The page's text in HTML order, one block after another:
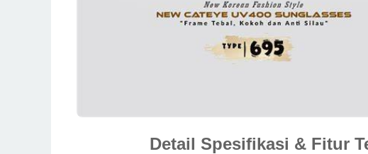
Detail Spesifikasi & Fitur